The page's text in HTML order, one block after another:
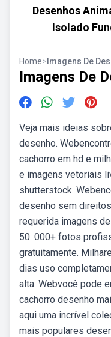
Desenhos
Isolado
Home> Imagens De
Imagens De
Veja mais ideias
desenho.
cachorro em hd e
e imagens vetoriais
shutterstock.
desenho sem
requerida imagens
50. 000+ fotos
gratuitamente.
dias uso
alta. Webvocê pode
cachorro desenho
aqui uma incrível
mais populares